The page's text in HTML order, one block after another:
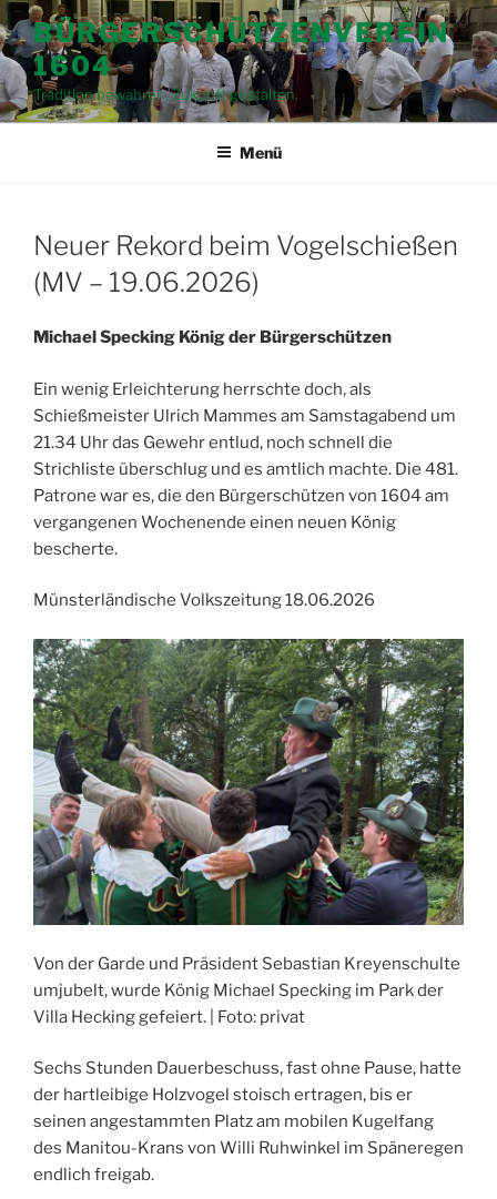
Zum
Inhalt
springen
BÜRGERSCHÜTZENVEREIN
1604
Tradition bewahren, Zukunft gestalten.
Menü
Neuer Rekord beim Vogelschießen
(MV – 19.06.2026)
Michael Specking König der Bürgerschützen
Ein wenig Erleichterung herrschte doch, als
Schießmeister Ulrich Mammes am Samstagabend um
21.34 Uhr das Gewehr entlud, noch schnell die
Strichliste überschlug und es amtlich machte. Die 481.
Patrone war es, die den Bürgerschützen von 1604 am
vergangenen Wochenende einen neuen König
bescherte.
Münsterländische Volkszeitung 18.06.2026
Von der Garde und Präsident Sebastian Kreyenschulte
umjubelt, wurde König Michael Specking im Park der
Villa Hecking gefeiert. | Foto: privat
Sechs Stunden Dauerbeschuss, fast ohne Pause, hatte
der hartleibige Holzvogel stoisch ertragen, bis er
seinen angestammten Platz am mobilen Kugelfang
des Manitou-Krans von Willi Ruhwinkel im Späneregen
endlich freigab.